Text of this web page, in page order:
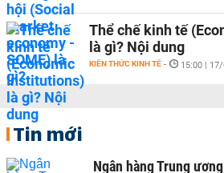
Thể chế kinh tế
là gì? Nội dung
KIẾN THỨC KINH TẾ - 15:00 |
Tin mới
Ngân hàng Trung